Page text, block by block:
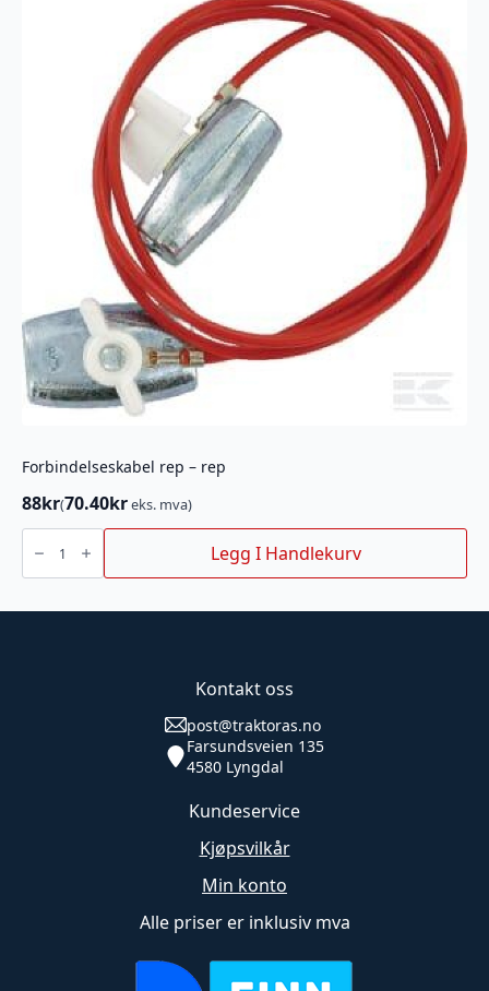
Forbindelseskabel rep – rep
88kr(70.40kreks. mva)
Forbindelseskabel
rep
Legg I Handlekurv
Kontakt oss
post@traktoras.no
Farsundsveien 135
4580 Lyngdal
Kundeservice
Kjøpsvilkår
Min konto
Alle priser er inklusiv mva